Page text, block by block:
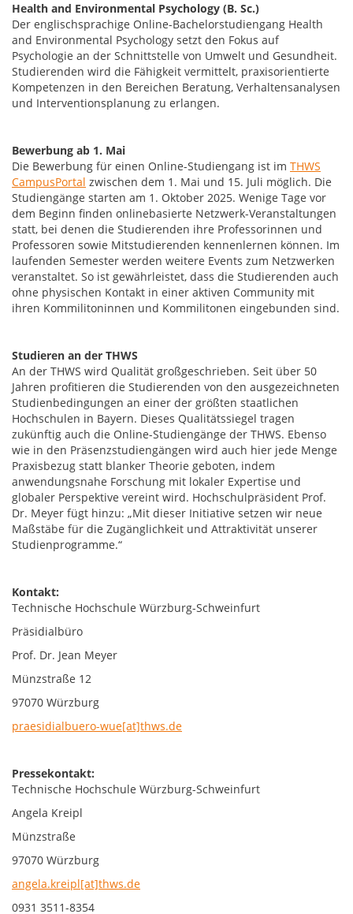
Health and Environmental Psychology (B. Sc.)
Der englischsprachige Online-Bachelorstudiengang Health
and Environmental Psychology setzt den Fokus auf
Psychologie an der Schnittstelle von Umwelt und Gesundheit.
Studierenden wird die Fähigkeit vermittelt, praxisorientierte
Kompetenzen in den Bereichen Beratung, Verhaltensanalysen
und Interventionsplanung zu erlangen.
Bewerbung ab 1. Mai
Die Bewerbung für einen Online-Studiengang ist im THWS
CampusPortal zwischen dem 1. Mai und 15. Juli möglich. Die
Studiengänge starten am 1. Oktober 2025. Wenige Tage vor
dem Beginn finden onlinebasierte Netzwerk-Veranstaltungen
statt, bei denen die Studierenden ihre Professorinnen und
Professoren sowie Mitstudierenden kennenlernen können. Im
laufenden Semester werden weitere Events zum Netzwerken
veranstaltet. So ist gewährleistet, dass die Studierenden auch
ohne physischen Kontakt in einer aktiven Community mit
ihren Kommilitoninnen und Kommilitonen eingebunden sind.
Studieren an der THWS
An der THWS wird Qualität großgeschrieben. Seit über 50
Jahren profitieren die Studierenden von den ausgezeichneten
Studienbedingungen an einer der größten staatlichen
Hochschulen in Bayern. Dieses Qualitätssiegel tragen
zukünftig auch die Online-Studiengänge der THWS. Ebenso
wie in den Präsenzstudiengängen wird auch hier jede Menge
Praxisbezug statt blanker Theorie geboten, indem
anwendungsnahe Forschung mit lokaler Expertise und
globaler Perspektive vereint wird. Hochschulpräsident Prof.
Dr. Meyer fügt hinzu: „Mit dieser Initiative setzen wir neue
Maßstäbe für die Zugänglichkeit und Attraktivität unserer
Studienprogramme.“
Kontakt:
Technische Hochschule Würzburg-Schweinfurt
Präsidialbüro
Prof. Dr. Jean Meyer
Münzstraße 12
97070 Würzburg
praesidialbuero-wue[at]thws.de
Pressekontakt:
Technische Hochschule Würzburg-Schweinfurt
Angela Kreipl
Münzstraße
97070 Würzburg
angela.kreipl[at]thws.de
0931 3511-8354